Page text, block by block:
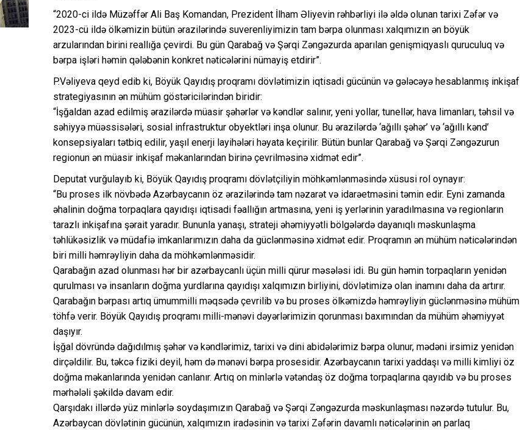
“2020-ci ildə Müzəffər Ali Baş Komandan, Prezident İlham Əliyevin rəhbərliyi ilə əldə olunan tarixi Zəfər və
2023-cü ildə ölkəmizin bütün ərazilərində suverenliyimizin tam bərpa olunması xalqımızın ən böyük
arzularından birini reallığa çevirdi. Bu gün Qarabağ və Şərqi Zəngəzurda aparılan genişmiqyaslı quruculuq və
bərpa işləri həmin qələbənin konkret nəticələrini nümayiş etdirir”.
P.Vəliyeva qeyd edib ki, Böyük Qayıdış proqramı dövlətimizin iqtisadi gücünün və gələcəyə hesablanmış inkişaf
strategiyasının ən mühüm göstəricilərindən biridir:
“İşğaldan azad edilmiş ərazilərdə müasir şəhərlər və kəndlər salınır, yeni yollar, tunellər, hava limanları, təhsil və
səhiyyə müəssisələri, sosial infrastruktur obyektləri inşa olunur. Bu ərazilərdə ‘ağıllı şəhər’ və ‘ağıllı kənd’
konsepsiyaları tətbiq edilir, yaşıl enerji layihələri həyata keçirilir. Bütün bunlar Qarabağ və Şərqi Zəngəzurun
regionun ən müasir inkişaf məkanlarından birinə çevrilməsinə xidmət edir”.
Deputat vurğulayıb ki, Böyük Qayıdış proqramı dövlətçiliyin möhkəmlənməsində xüsusi rol oynayır:
“Bu proses ilk növbədə Azərbaycanın öz ərazilərində tam nəzarət və idarəetməsini təmin edir. Eyni zamanda
əhalinin doğma torpaqlara qayıdışı iqtisadi fəallığın artmasına, yeni iş yerlərinin yaradılmasına və regionların
tarazlı inkişafına şərait yaradır. Bununla yanaşı, strateji əhəmiyyətli bölgələrdə dayanıqlı məskunlaşma
təhlükəsizlik və müdafiə imkanlarımızın daha da güclənməsinə xidmət edir. Proqramın ən mühüm nəticələrindən
biri milli həmrəyliyin daha da möhkəmlənməsidir.
Qarabağın azad olunması hər bir azərbaycanlı üçün milli qürur məsələsi idi. Bu gün həmin torpaqların yenidən
qurulması və insanların doğma yurdlarına qayıdışı xalqımızın birliyini, dövlətimizə olan inamını daha da artırır.
Qarabağın bərpası artıq ümummilli məqsədə çevrilib və bu proses ölkəmizdə həmrəyliyin güclənməsinə mühüm
töhfə verir. Böyük Qayıdış proqramı milli-mənəvi dəyərlərimizin qorunması baxımından da mühüm əhəmiyyət
daşıyır.
İşğal dövründə dağıdılmış şəhər və kəndlərimiz, tarixi və dini abidələrimiz bərpa olunur, mədəni irsimiz yenidən
dirçəldilir. Bu, təkcə fiziki deyil, həm də mənəvi bərpa prosesidir. Azərbaycanın tarixi yaddaşı və milli kimliyi öz
doğma məkanlarında yenidən canlanır. Artıq on minlərlə vətəndaş öz doğma torpaqlarına qayıdıb və bu proses
mərhələli şəkildə davam edir.
Qarşıdakı illərdə yüz minlərlə soydaşımızın Qarabağ və Şərqi Zəngəzurda məskunlaşması nəzərdə tutulur. Bu,
Azərbaycan dövlətinin gücünün, xalqımızın iradəsinin və tarixi Zəfərin davamlı nəticələrinin ən parlaq